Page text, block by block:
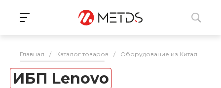
Главная / Каталог товаров / Оборудование из Китая
ИБП Lenovo